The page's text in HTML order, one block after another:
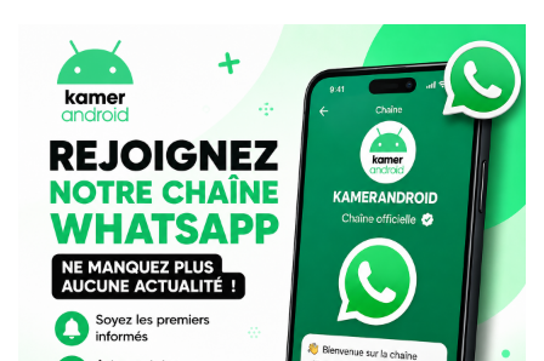
Un spectacle de drones inédit
Lors de la cérémonie d’ouverture, le public a été ébloui
par un spectacle de 1000 drones lumineux, orchestré
par Tecno, le fabricant chinois de téléphone mobile
et sponsor officiel de la CAN. C’est la première fois
que l’Afrique assiste à un tel show, qui a mêlé